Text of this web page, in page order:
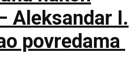
Aleksandar I.
povredama